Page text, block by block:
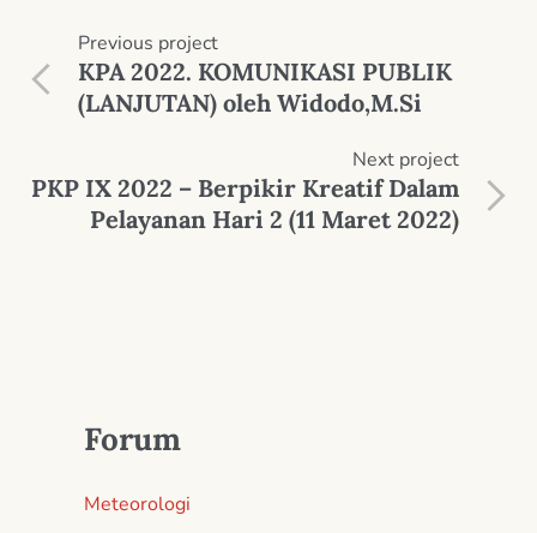
Previous project
KPA 2022. KOMUNIKASI PUBLIK
(LANJUTAN) oleh Widodo,M.Si
Next project
PKP IX 2022 – Berpikir Kreatif Dalam
Pelayanan Hari 2 (11 Maret 2022)
Forum
Meteorologi